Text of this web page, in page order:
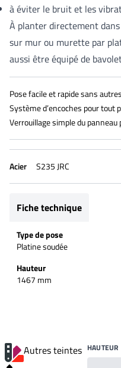
à éviter le bruit et les
À planter directement
sur mur ou murette par
aussi être équipé de
Pose facile et rapide sans
Système d’encoches pour tout
Verrouillage simple du panneau
Acier S235 JRC
Fiche technique
Type de pose
Platine soudée
Hauteur
1467 mm
Autres teintes HAUTEUR